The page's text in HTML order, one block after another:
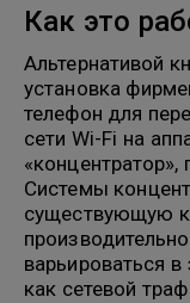
Как это
Альтернативой
установка
телефон для
сети Wi-Fi на
Системы
существующую
варьироваться
как сетевой